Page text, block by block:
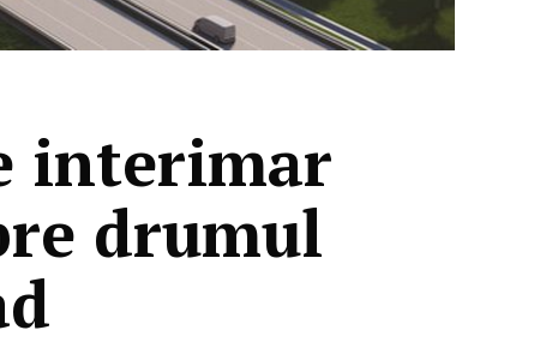
interimar
drumul